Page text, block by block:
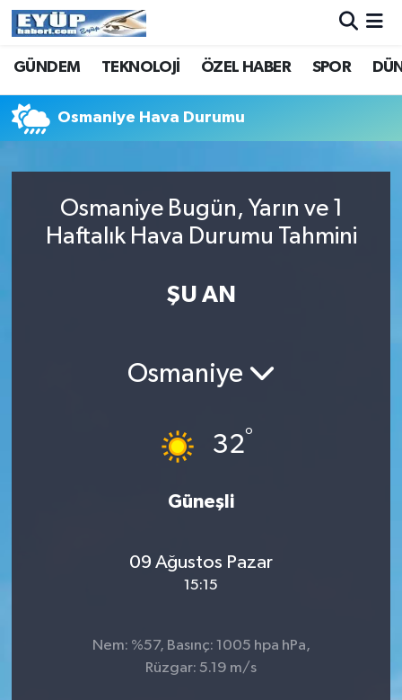
GÜNDEM TEKNOLOJİ ÖZEL HABER SPOR
Osmaniye Hava Durumu
Osmaniye Bugün, Yarın ve 1
Haftalık Hava Durumu Tahmini
ŞU AN
Osmaniye
32°
Güneşli
09 Ağustos Pazar
15:15
Nem: %57, Basınç: 1005 hpa hPa,
Rüzgar: 5.19 m/s